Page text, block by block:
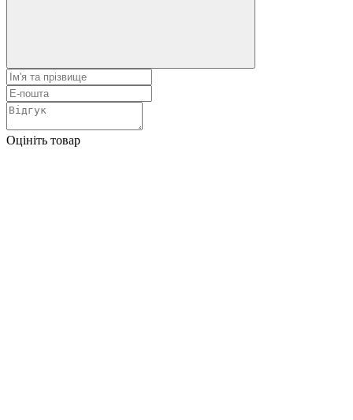
Оцініть товар